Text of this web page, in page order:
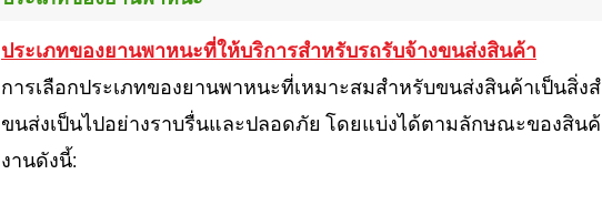
ประเภทของยานพาหนะที่ให้บริการสำหรับรถรับจ้างขนส่งสินค้า
การเลือกประเภทของยานพาหนะที่เหมาะสมสำหรับขนส่งสินค้าเป็นสิ่ง
ขนส่งเป็นไปอย่างราบรื่นและปลอดภัย โดยแบ่งได้ตามลักษณะของสิน
งานดังนี้: